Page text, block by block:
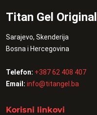
Titan Gel Original
Sarajevo, Skenderija
Bosna i Hercegovina
Telefon: +387 62 408 407
Email: info@titangel.ba
Korisni linkovi